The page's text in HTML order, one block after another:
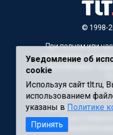
© 1998-
При полном или
материалов, ссылка
Материалы с
материал"
Редакция сайта не
за
содержащейся в
Уведомление об
cookie
Используя сайт tlt.ru,
использованием
указаны в Политике
Принять